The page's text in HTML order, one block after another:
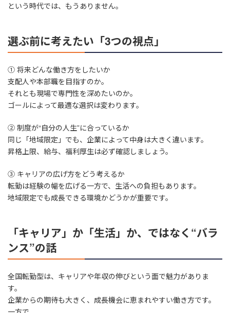
という時代では、もうありません。
選ぶ前に考えたい「3つの視点」
① 将来どんな働き方をしたいか
支配人や本部職を目指すのか。
それとも現場で専門性を深めたいのか。
ゴールによって最適な選択は変わります。
② 制度が“自分の人生”に合っているか
同じ「地域限定」でも、企業によって中身は大きく違います。
昇格上限、給与、福利厚生は必ず確認しましょう。
③ キャリアの広げ方をどう考えるか
転勤は経験の幅を広げる一方で、生活への負担もあります。
地域限定でも成長できる環境かどうかが重要です。
「キャリア」か「生活」か、ではなく“バラ
ンス”の話
全国転勤型は、キャリアや年収の伸びという面で魅力がありま
す。
企業からの期待も大きく、成長機会に恵まれやすい働き方です。